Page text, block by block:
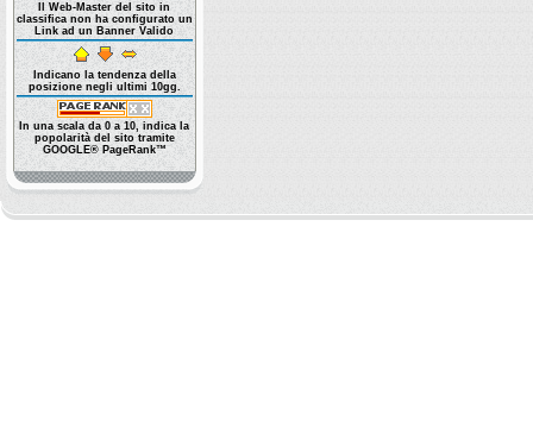
Il Web-Master del sito in
classifica non ha configurato un
Link ad un Banner Valido
Indicano la tendenza della
posizione negli ultimi 10gg.
In una scala da 0 a 10, indica la
popolarità del sito tramite
GOOGLE® PageRank™